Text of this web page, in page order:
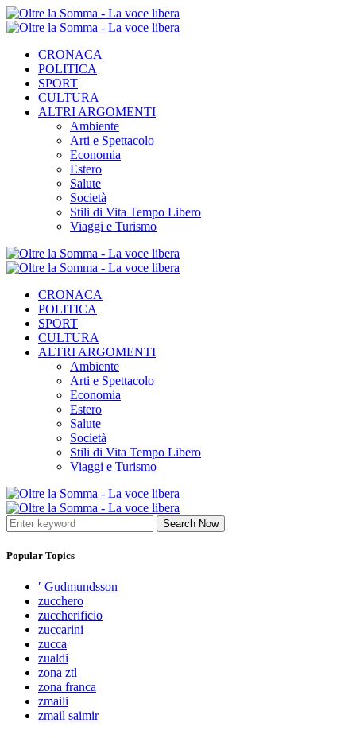
CRONACA
POLITICA
SPORT
CULTURA
ALTRI ARGOMENTI
Ambiente
Arti e Spettacolo
Economia
Estero
Salute
Società
Stili di Vita Tempo Libero
Viaggi e Turismo
CRONACA
POLITICA
SPORT
CULTURA
ALTRI ARGOMENTI
Ambiente
Arti e Spettacolo
Economia
Estero
Salute
Società
Stili di Vita Tempo Libero
Viaggi e Turismo
Search Now
Popular Topics
′ Gudmundsson
zucchero
zuccherificio
zuccarini
zucca
zualdi
zona ztl
zona franca
zmaili
zmail saimir